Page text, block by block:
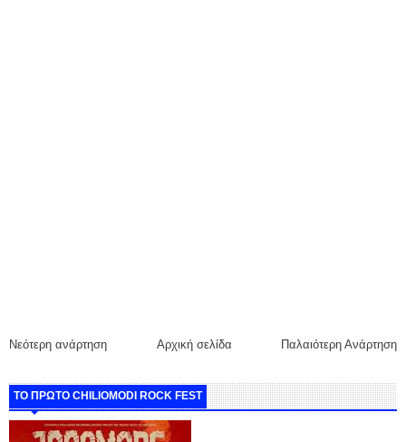
Νεότερη ανάρτηση Παλαιότερη Ανάρτηση
Αρχική σελίδα
ΤΟ ΠΡΩΤΟ CHILIOMODI ROCK FEST